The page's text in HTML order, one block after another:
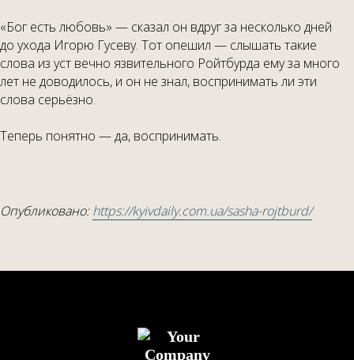
«Бог есть любовь» — сказал он вдруг за несколько дней
до ухода Игорю Гусеву. Тот опешил — слышать такие
слова из уст вечно язвительного Ройтбурда ему за много
лет не доводилось, и он не знал, воспринимать ли эти
слова серьёзно.
Теперь понятно — да, воспринимать.
Опубликовано:https://kyivdaily.com.ua/sasha-rojtburd/